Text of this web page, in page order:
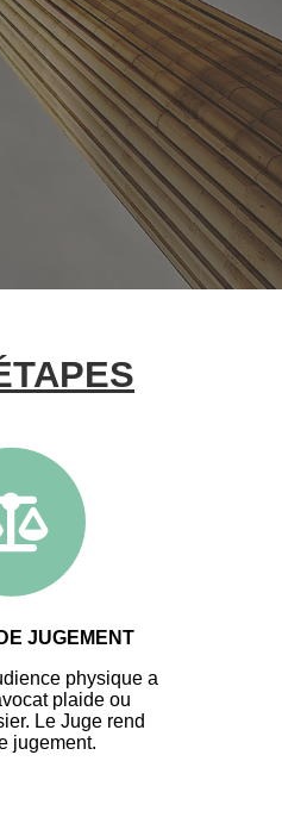
JUGEMENT
physique a
plaide ou
Le Juge rend
jugement.